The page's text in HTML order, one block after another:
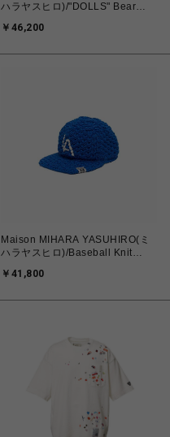
ハラヤスヒロ)/"DOLLS" Bear
￥46,200
Maison MIHARA YASUHIRO(ミ
ハラヤスヒロ)/Baseball Knit
￥41,800